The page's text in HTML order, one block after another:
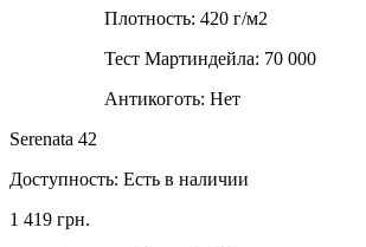
Плотность: 420 г/м2
Тест Мартиндейла: 70 000
Антикоготь: Нет
Serenata 42
Доступность: Есть в наличии
1 419 грн.